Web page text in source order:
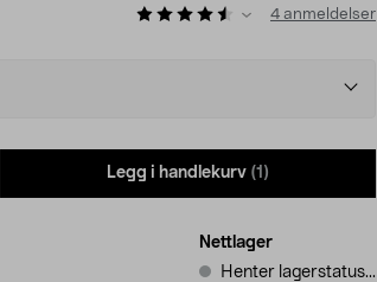
4 anmeldelser
Legg i handlekurv (1)
Nettlager
Henter lagerstatus...